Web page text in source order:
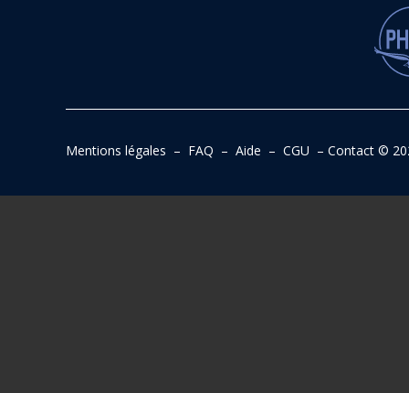
Mentions légales – FAQ – Aide – CGU – Contact©